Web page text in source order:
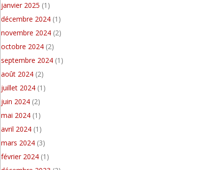
janvier 2025 (1)
décembre 2024 (1)
novembre 2024 (2)
octobre 2024 (2)
septembre 2024 (1)
août 2024 (2)
juillet 2024 (1)
juin 2024 (2)
mai 2024 (1)
avril 2024 (1)
mars 2024 (3)
février 2024 (1)